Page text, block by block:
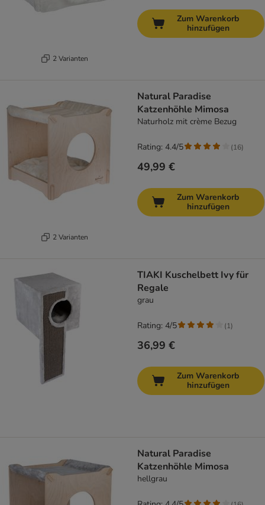
2 Varianten
Zum Warenkorb
hinzufügen
2 Varianten
Natural Paradise
Katzenhöhle Mimosa
Naturholz mit crème Bezug
49,99 €
Rating: 4.4/5 (16)
Zum Warenkorb
hinzufügen
TIAKI Kuschelbett Ivy für
Regale
grau
36,99 €
Rating: 4/5 (1)
Zum Warenkorb
hinzufügen
Natural Paradise
Katzenhöhle Mimosa
hellgrau